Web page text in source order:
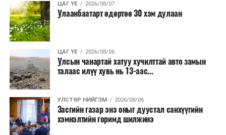
ЦАГ ҮЕ 2026/08/07
Улаанбаатарт өдөртөө 30 хэм дулаан
ЦАГ ҮЕ 2026/08/06
Улсын чанартай хатуу хучилттай авто замын
талаас илүү хувь нь 13-аас...
УЛСТӨР НИЙГЭМ 2026/08/06
Засгийн газар энэ оныг дуустал санхүүгийн
хэмнэлтийн горимд шилжинэ